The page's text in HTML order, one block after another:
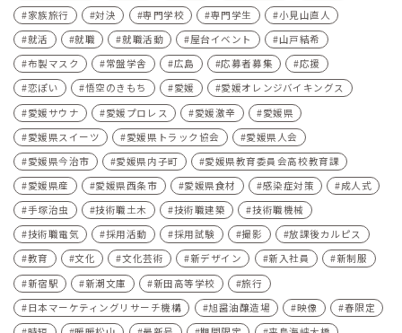
家族旅行
対決 専門学校 専門学生
小見山直人
就活
就職 就職活動 屋台イベント
山戸結希
布製マスク
常盤学舎 広島 応募者募集
応援
恋ぽい
悟空のきもち 愛媛
愛媛オレンジバイキングス
愛媛サウナ
愛媛プロレス 愛媛激辛
愛媛県
愛媛県スイーツ
愛媛県トラック協会
愛媛県人会
愛媛県今治市
愛媛県内子町
愛媛県教育委員会高校教育課
愛媛県産
愛媛県西条市 愛媛県食材 感染症対策
成人式
手塚治虫
技術職土木 技術職建築
技術職機械
技術職電気
採用活動 採用試験 撮影
放課後カルピス
教育
文化 文化芸術 新デザイン 新入社員
新制服
新宿駅
新潮文庫 新田高等学校
旅行
日本マーケティングリサーチ機構
旭醤油醸造場 映像
春限定